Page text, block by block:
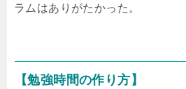
ラムはありがたかった。
【勉強時間の作り方】